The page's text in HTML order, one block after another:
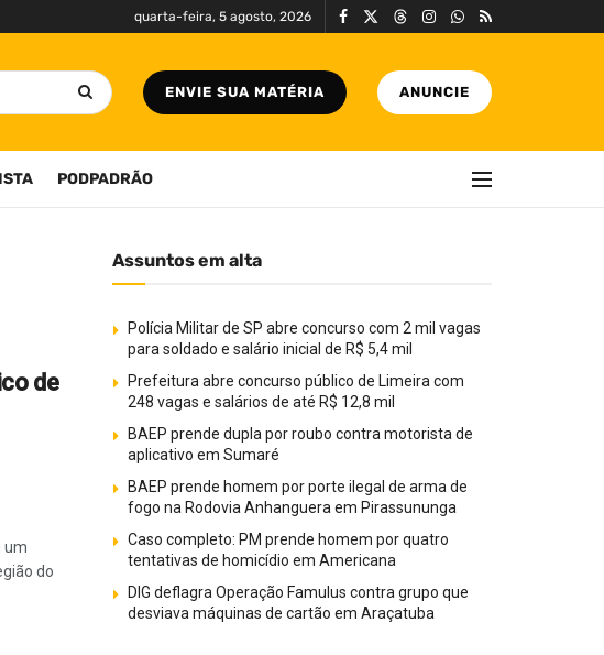
quarta-feira, 5 agosto, 2026
ENVIE SUA MATÉRIA ANUNCIE
PODPADRÃO
de
um
do
Assuntos em alta
Polícia Militar de SP abre concurso com 2 mil vagas
para soldado e salário inicial de R$ 5,4 mil
Prefeitura abre concurso público de Limeira com
248 vagas e salários de até R$ 12,8 mil
BAEP prende dupla por roubo contra motorista de
aplicativo em Sumaré
BAEP prende homem por porte ilegal de arma de
fogo na Rodovia Anhanguera em Pirassununga
Caso completo: PM prende homem por quatro
tentativas de homicídio em Americana
DIG deflagra Operação Famulus contra grupo que
desviava máquinas de cartão em Araçatuba